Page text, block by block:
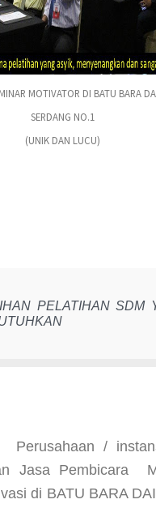
MOTIVATOR DI BATU BARA
SERDANG NO.1
(UNIK DAN LUCU)
PELATIHAN SDM
Perusahaan /
Jasa Pembicara
di BATU BARA